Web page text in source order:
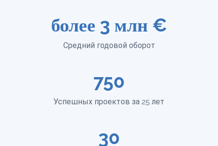
более 3 млн €
Средний годовой оборот
750
Успешных проектов за 25 лет
30